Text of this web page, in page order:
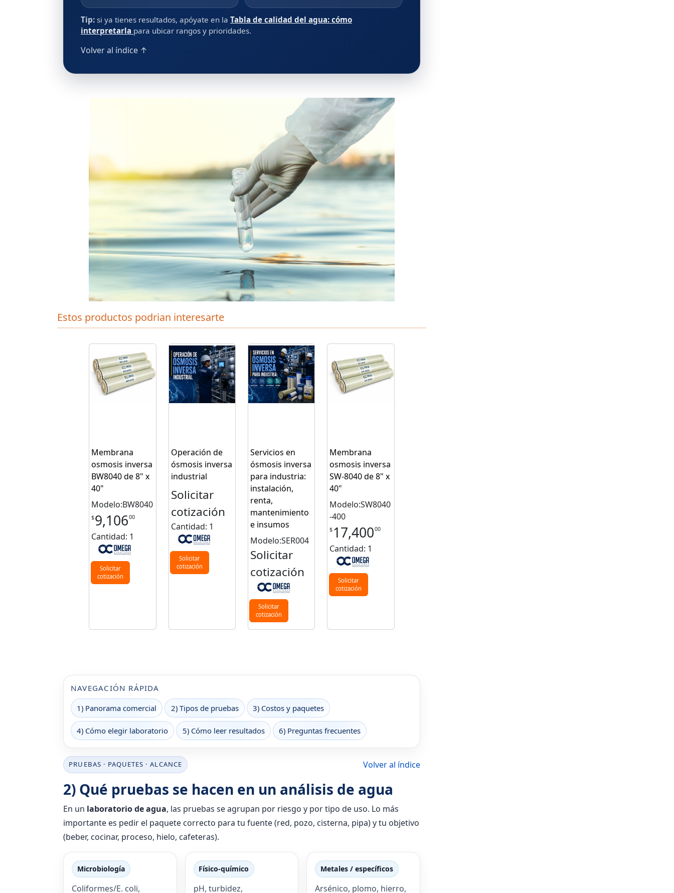
Tip: si ya tienes resultados, apóyate en la Tabla de calidad del agua: cómo
interpretarla para ubicar rangos y prioridades.
Volver al índice ↑
Estos productos podrian interesarte
Membrana
osmosis inversa
BW8040 de 8" x
40"
Modelo:BW8040
$9,10600
Cantidad: 1
Solicitar
cotización
Operación de
ósmosis inversa
industrial
Solicitar
cotización
Cantidad: 1
Solicitar
cotización
Servicios en
ósmosis inversa
para industria:
instalación,
renta,
mantenimiento
e insumos
Modelo:SER004
Solicitar
cotización
Solicitar
cotización
Membrana
osmosis inversa
SW-8040 de 8" x
40"
Modelo:SW8040
-400
$ 17,40000
Cantidad: 1
Solicitar
cotización
NAVEGACIÓN RÁPIDA
1) Panorama comercial 2) Tipos de pruebas 3) Costos y paquetes
4) Cómo elegir laboratorio 5) Cómo leer resultados 6) Preguntas frecuentes
PRUEBAS · PAQUETES · ALCANCE Volver al índice
2) Qué pruebas se hacen en un análisis de agua
En un laboratorio de agua, las pruebas se agrupan por riesgo y por tipo de uso. Lo más
importante es pedir el paquete correcto para tu fuente (red, pozo, cisterna, pipa) y tu objetivo
(beber, cocinar, proceso, hielo, cafeteras).
Microbiología
Coliformes/E. coli,
Físico-químico
pH, turbidez,
Metales / específicos
Arsénico, plomo, hierro,